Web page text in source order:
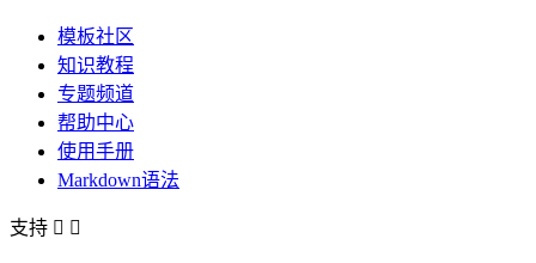
模板社区
知识教程
专题频道
帮助中心
使用手册
Markdown语法
支持  